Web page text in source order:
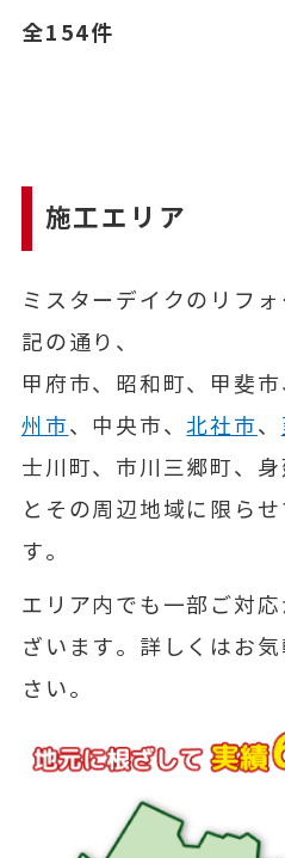
全154件
施工エリア
ミスターデイクのリフ
記の通り、
甲府市、昭和町、甲斐市
州市、中央市、北社市、
士川町、市川三郷町、
とその周辺地域に限ら
す。
エリア内でも一部ご対
ざいます。詳しくはお
さい。